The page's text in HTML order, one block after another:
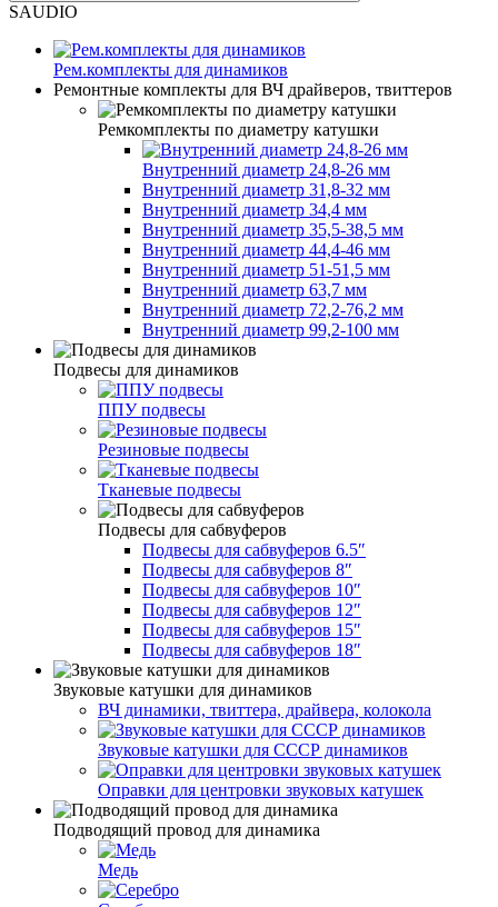
SAUDIO
Рем.комплекты для динамиков
Ремонтные комплекты для ВЧ драйверов, твиттеров
Ремкомплекты по диаметру катушки
Внутренний диаметр 24,8-26 мм
Внутренний диаметр 31,8-32 мм
Внутренний диаметр 34,4 мм
Внутренний диаметр 35,5-38,5 мм
Внутренний диаметр 44,4-46 мм
Внутренний диаметр 51-51,5 мм
Внутренний диаметр 63,7 мм
Внутренний диаметр 72,2-76,2 мм
Внутренний диаметр 99,2-100 мм
Подвесы для динамиков
ППУ подвесы
Резиновые подвесы
Тканевые подвесы
Подвесы для сабвуферов
Подвесы для сабвуферов 6.5″
Подвесы для сабвуферов 8″
Подвесы для сабвуферов 10″
Подвесы для сабвуферов 12″
Подвесы для сабвуферов 15″
Подвесы для сабвуферов 18″
Звуковые катушки для динамиков
ВЧ динамики, твиттера, драйвера, колокола
Звуковые катушки для СССР динамиков
Оправки для центровки звуковых катушек
Подводящий провод для динамика
Медь